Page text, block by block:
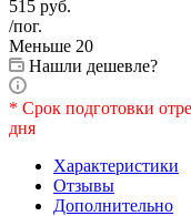
515 руб.
/пог.
Меньше 20
Нашли дешевле?
* Срок подготовки
дня
Характеристики
Отзывы
Дополнительно